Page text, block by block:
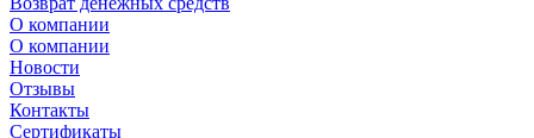
О компании
О компании
Новости
Отзывы
Контакты
Сертификаты